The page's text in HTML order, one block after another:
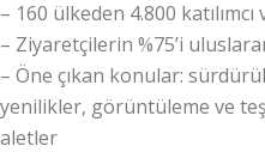
– 160 ülkeden 4.800
– Ziyaretçilerin %75’i
– Öne çıkan konular:
yenilikler, görüntüleme ve
aletler